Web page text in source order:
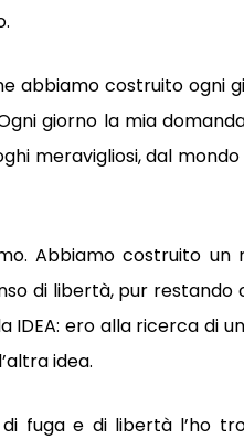
abbiamo costruito ogni
giorno la mia
meravigliosi, dal
Abbiamo costruito un
di libertà, pur restando
ero alla ricerca di
idea.
fuga e di libertà l’ho